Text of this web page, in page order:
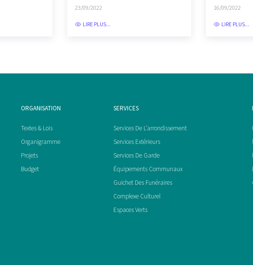
23/09/2022
LIRE PLUS...
16/09/2022
LIRE PLUS...
ORGANISATION
Textes & Lois
Organigramme
Projets
Budget
SERVICES
Services De L’arrondissement
Services Extérieurs
Services De Garde
Équipements Communaux
Guichet Des Funéraires
Complexe Culturel
Espaces Verts